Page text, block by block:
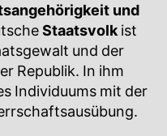
und
Staatsvolkist
und der
Republik. In ihm
Individuums mit der